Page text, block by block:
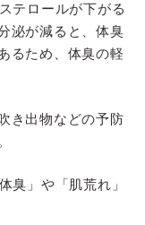
テロールが下がる
泌が減ると、体臭
るため、体臭の軽
き出物などの予防
臭」や「肌荒れ」